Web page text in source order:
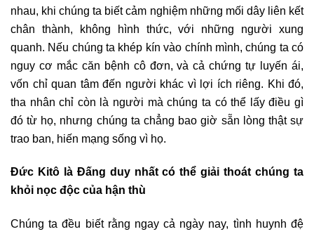
nhau, khi chúng ta biết cảm nghiệm những mối dây liên kết
chân thành, không hình thức, với những người xung
quanh. Nếu chúng ta khép kín vào chính mình, chúng ta có
nguy cơ mắc căn bệnh cô đơn, và cả chứng tự luyến ái,
vốn chỉ quan tâm đến người khác vì lợi ích riêng. Khi đó,
tha nhân chỉ còn là người mà chúng ta có thể lấy điều gì
đó từ họ, nhưng chúng ta chẳng bao giờ sẵn lòng thật sự
trao ban, hiến mạng sống vì họ.
Đức Kitô là Đấng duy nhất có thể giải thoát chúng ta
khỏi nọc độc của hận thù
Chúng ta đều biết rằng ngay cả ngày nay, tình huynh đệ